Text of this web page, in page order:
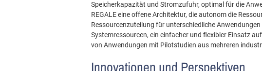
Speicherkapazität und Stromzufuhr, optimal für die
REGALE eine offene Architektur, die autonom die
Ressourcenzuteilung für unterschiedliche
Systemressourcen, ein einfacher und flexibler Einsatz
von Anwendungen mit Pilotstudien aus mehreren
Innovationen und Perspektiven